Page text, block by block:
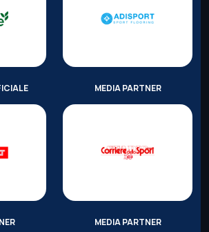
MEDIA PARTNER
MEDIA PARTNER